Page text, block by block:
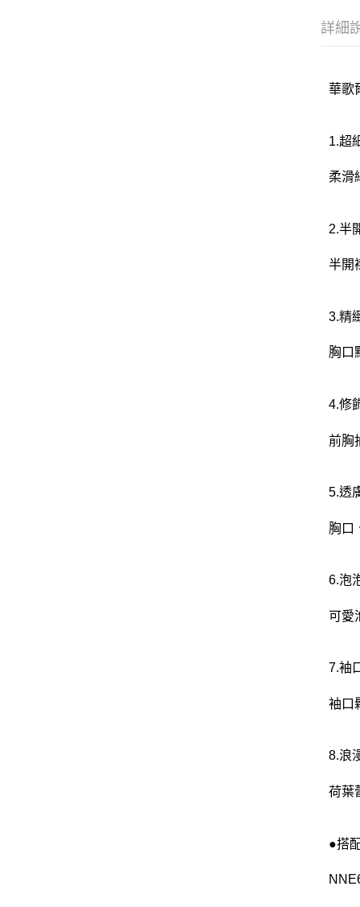
詳細
華歌
1.超
柔滑
2.半
半開
3.精
胸口
4.修
前胸
5.透
胸口
6.泡
可愛
7.袖
袖口
8.浪
荷葉
●搭